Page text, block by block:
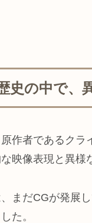
史の中で、
原作者であるク
映像表現と異様
まだCGが発展
た。